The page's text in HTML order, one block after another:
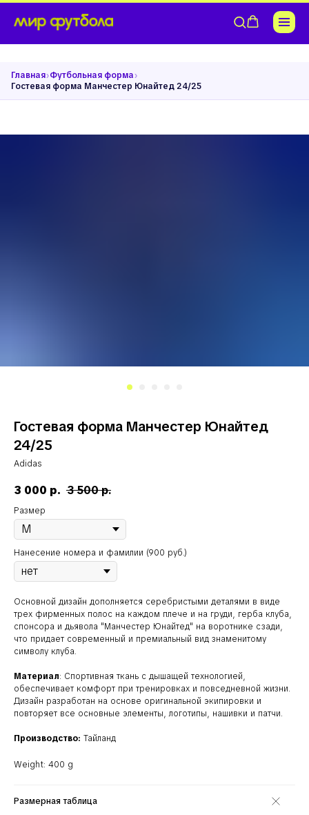
Главная›Футбольная форма›
Гостевая форма Манчестер Юнайтед 24/25
Гостевая форма Манчестер Юнайтед
24/25
Adidas
3 000 р. 3 500р.
Размер
Нанесение номера и фамилии (900 руб.)
Основной дизайн дополняется серебристыми деталями в виде
трех фирменных полос на каждом плече и на груди, герба клуба,
спонсора и дьявола "Манчестер Юнайтед" на воротнике сзади,
что придает современный и премиальный вид знаменитому
символу клуба.
Материал: Спортивная ткань с дышащей технологией,
обеспечивает комфорт при тренировках и повседневной жизни.
Дизайн разработан на основе оригинальной экипировки и
повторяет все основные элементы, логотипы, нашивки и патчи.
Производство: Тайланд
Weight: 400 g
Размерная таблица